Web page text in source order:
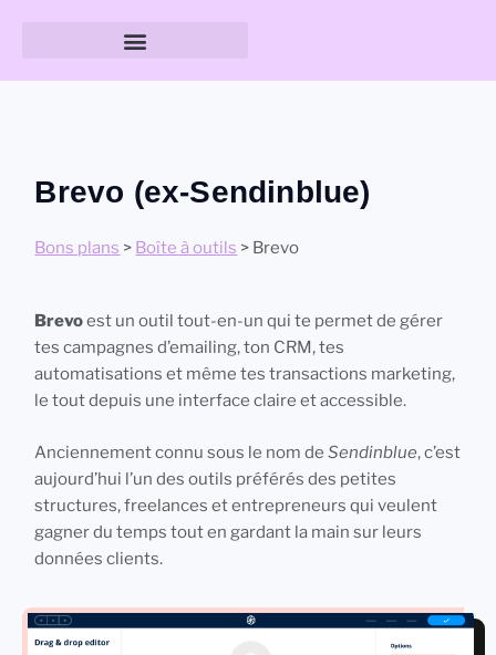
Brevo (ex-Sendinblue)
Bons plans > Boîte à outils > Brevo
Brevoest un outil tout-en-un qui te permet de gérer
tes campagnes d’emailing, ton CRM, tes
automatisations et même tes transactions marketing,
le tout depuis une interface claire et accessible.
Anciennement connu sous le nom deSendinblue, c’est
aujourd’hui l’un des outils préférés des petites
structures, freelances et entrepreneurs qui veulent
gagner du temps tout en gardant la main sur leurs
données clients.